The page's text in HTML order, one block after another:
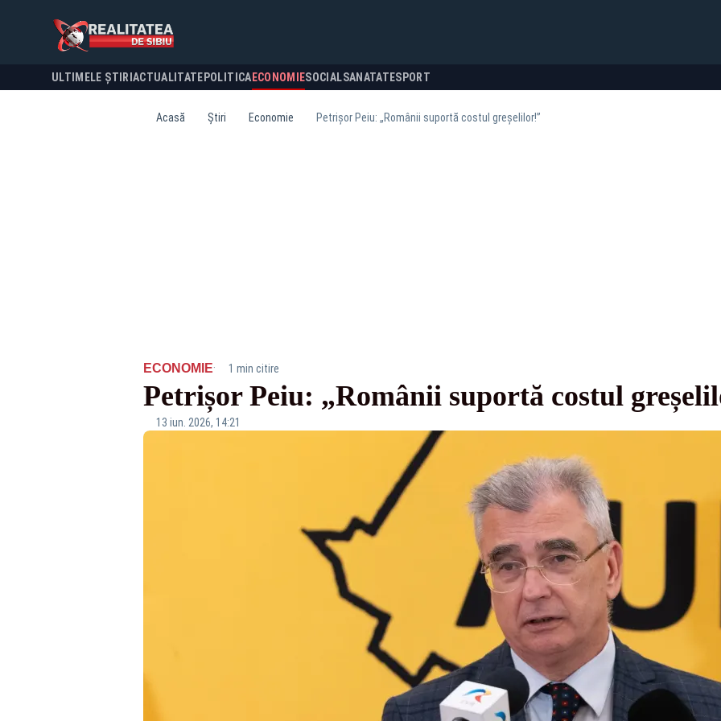
ULTIMELE ȘTIRI ACTUALITATE POLITICA ECONOMIESOCIALSANATATESPORT
Acasă Știri Economie Petrișor Peiu: „Românii suportă costul greșelilor!”
ECONOMIE· 1 min citire
Petrișor Peiu: „Românii suportă costul
13 iun. 2026, 14:21